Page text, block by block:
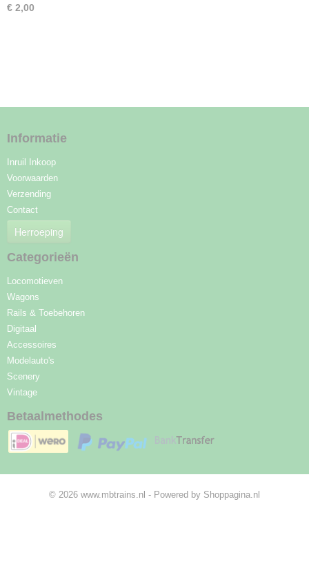
€ 2,00
Informatie
Inruil Inkoop
Voorwaarden
Verzending
Contact
Herroeping
Categorieën
Locomotieven
Wagons
Rails & Toebehoren
Digitaal
Accessoires
Modelauto's
Scenery
Vintage
Betaalmethodes
© 2026 www.mbtrains.nl - Powered by Shoppagina.nl